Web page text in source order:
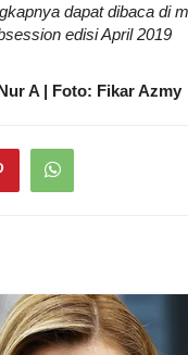
dapat dibaca di
edisi April 2019
A | Foto: Fikar Azmy